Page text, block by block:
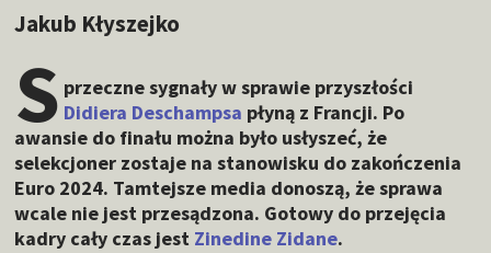
Jakub Kłyszejko
S przeczne sygnały w sprawie przyszłości
Didiera Deschampsa płyną z Francji. Po
awansie do finału można było usłyszeć, że
selekcjoner zostaje na stanowisku do zakończenia
Euro 2024. Tamtejsze media donoszą, że sprawa
wcale nie jest przesądzona. Gotowy do przejęcia
kadry cały czas jest Zinedine Zidane.